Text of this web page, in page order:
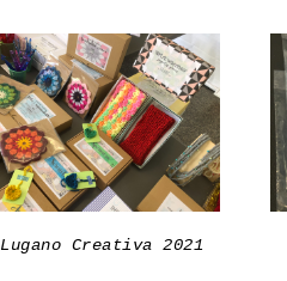
Lugano Creativa 2021